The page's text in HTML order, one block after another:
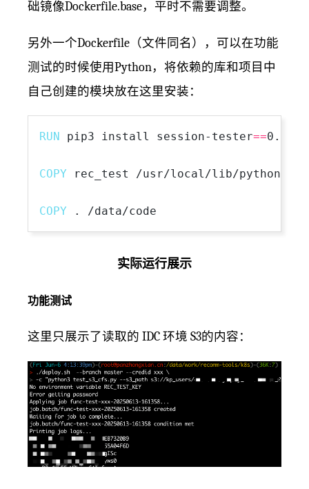
础镜像Dockerfile.base，平时不需要调整。
另外一个Dockerfile（文件同名），可以在功能
测试的时候使用Python，将依赖的库和项目中
自己创建的模块放在这里安装：
RUN pip3 install session-tester==
COPY rec_test /usr/local/lib/
COPY . /data/code
实际运行展示
功能测试
这里只展示了读取的 IDC 环境 S3的内容：